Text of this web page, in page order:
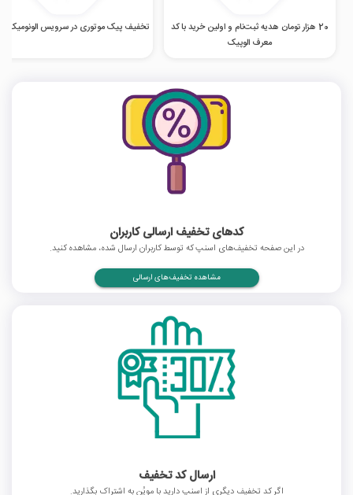
20 هزار تومان هدیه ثبت‌نام و اولین خرید با کد
معرف الوپیک
تخفیف پیک موتوری در سرویس الونومیک
کدهای تخفیف ارسالی کاربران
در این صفحه تخفیف‌های اسنپ که توسط کاربران ارسال شده، مشاهده کنید.
مشاهده تخفیف‌های ارسالی
ارسال کد تخفیف
اگر کد تخفیف دیگری از اسنپ دارید با موپُن به اشتراک بگذارید.